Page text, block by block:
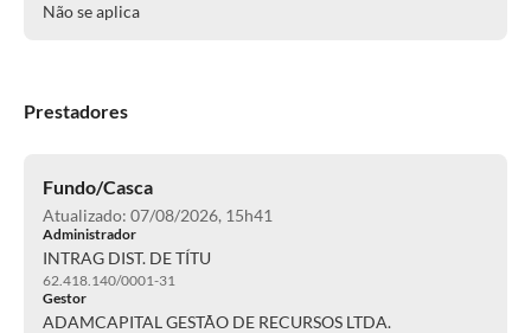
Não se aplica
Prestadores
Fundo/Casca
Atualizado: 07/08/2026, 15h41
Administrador
INTRAG DIST. DE TÍTU
62.418.140/0001-31
Gestor
ADAMCAPITAL GESTÃO DE RECURSOS LTDA.